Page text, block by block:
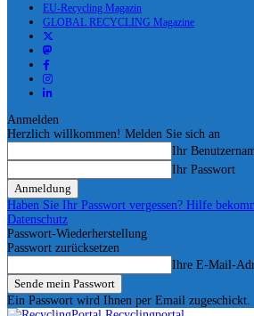
EU-Recycling Magazin
GLOBAL RECYCLING Magazine
Anmelden
Herzlich willkommen! Melden Sie sich an
Ihr
Ihr Passwort
Haben Sie Ihr Passwort vergessen? Hilfe
Datenschutz
Passwort-Wiederherstellung
Passwort zurücksetzen
Ihre E-Mail-
Ein Passwort wird Ihnen per Email zugeschickt.